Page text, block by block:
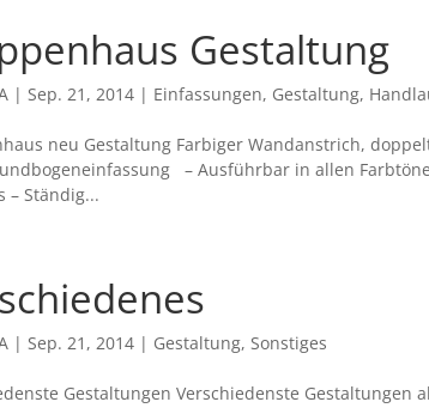
Gestaltung
|Sep. 21, 2014 | Einfassungen, Gestaltung,
neu Gestaltung Farbiger Wandanstrich,
– Ausführbar in allen
– Ständig...
|Sep. 21, 2014 | Gestaltung,Sonstiges
Gestaltungen Verschiedenste